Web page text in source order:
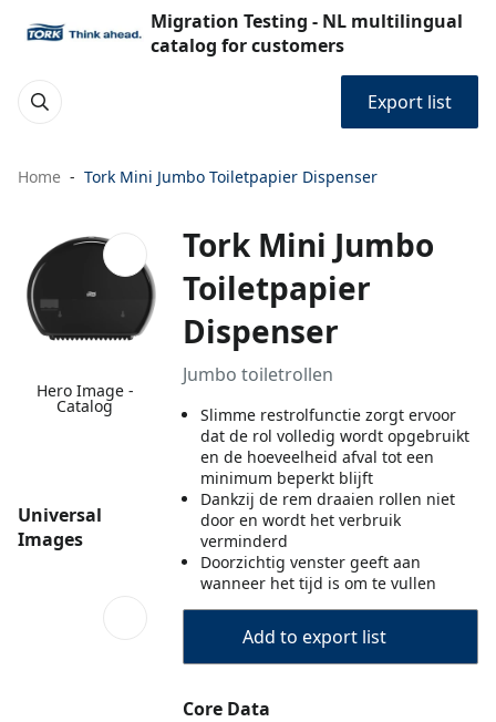
Migration Testing - NL multilingual
catalog for customers
Export list
Home Tork Mini Jumbo Toiletpapier Dispenser
Hero Image -
Catalog
Universal
Images
Tork Mini Jumbo
Toiletpapier
Dispenser
Jumbo toiletrollen
Slimme restrolfunctie zorgt ervoor
dat de rol volledig wordt opgebruikt
en de hoeveelheid afval tot een
minimum beperkt blijft
Dankzij de rem draaien rollen niet
door en wordt het verbruik
verminderd
Doorzichtig venster geeft aan
wanneer het tijd is om te vullen
Add to export list
Core Data